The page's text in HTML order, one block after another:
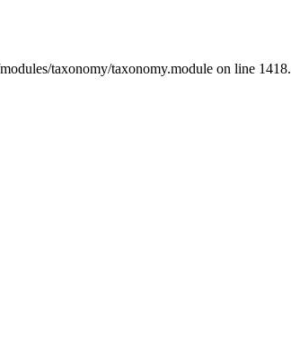
taxonomy/taxonomy.module on line 1418.